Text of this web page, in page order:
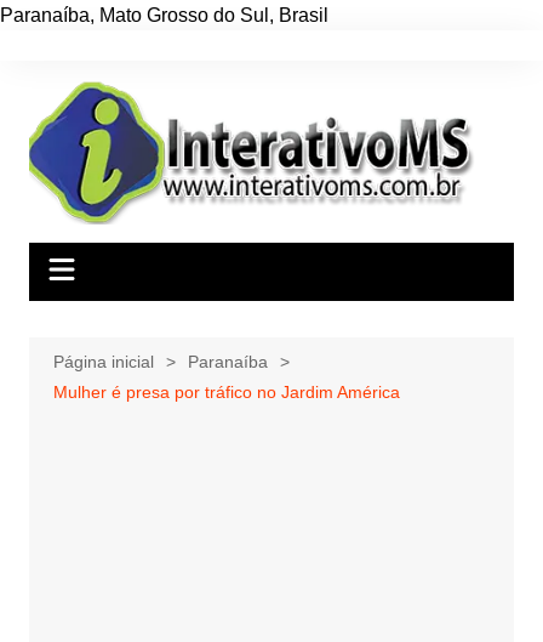
Paranaíba, Mato Grosso do Sul , Brasil
conteúdo
Página inicial
Paranaíba
Mulher é presa por tráfico no Jardim América